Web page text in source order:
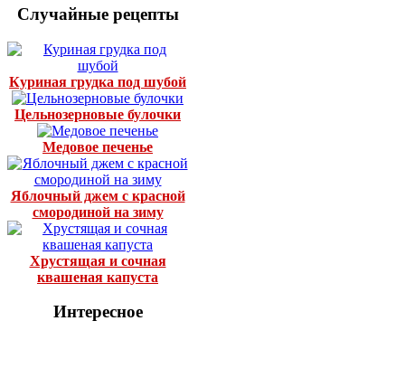
Случайные рецепты
Куриная грудка под шубой
Цельнозерновые булочки
Медовое печенье
Яблочный джем с красной
смородиной на зиму
Хрустящая и сочная
квашеная капуста
Интересное